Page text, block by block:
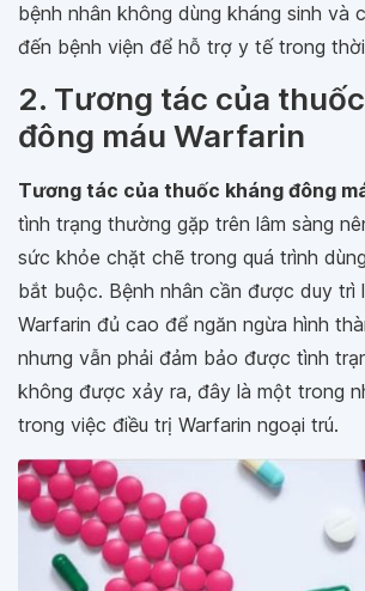
bệnh nhân không dùng kháng sinh và
đến bệnh viện để hỗ trợ y tế trong
2. Tương tác của
đông máu Warfarin
Tương tác của thuốc kháng đông
tình trạng thường gặp trên lâm sàng
sức khỏe chặt chẽ trong quá trình
bắt buộc. Bệnh nhân cần được duy trì
Warfarin đủ cao để ngăn ngừa hình
nhưng vẫn phải đảm bảo được tình
không được xảy ra, đây là một trong
trong việc điều trị Warfarin ngoại trú.